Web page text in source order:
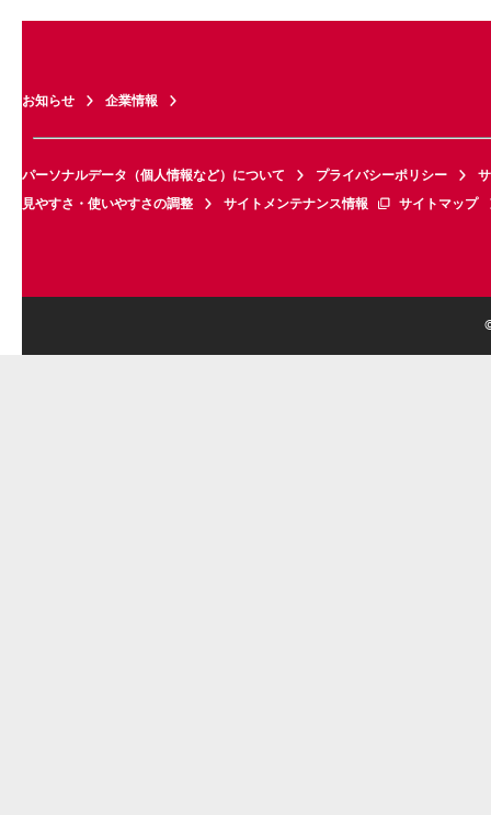
お知らせ 企業情報
パーソナルデータ（個人情報など）について プライバシーポリシー
見やすさ・使いやすさの調整
サイトメンテナンス情報 サイトマップ